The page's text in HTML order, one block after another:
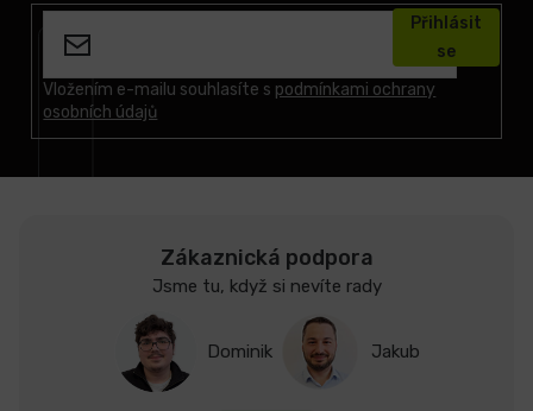
Vložením e-mailu souhlasíte s podmínkami ochrany
osobních údajů
Přihlásit
se
Zákaznická podpora
Jsme tu, když si nevíte rady
Dominik Jakub